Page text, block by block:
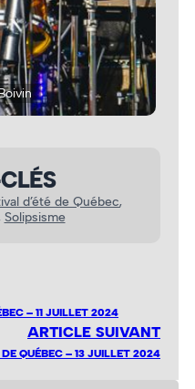
d’été de Québec
Solipsisme
– 11 JUILLET 2024
ARTICLE SUIVANT
DE QUÉBEC – 13 JUILLET 2024